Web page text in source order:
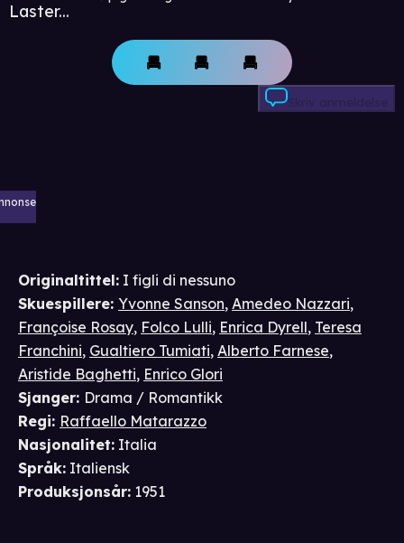
Laster...
Skriv anmeldelse
Originaltittel: I figli di nessuno
Skuespillere: Yvonne Sanson, Amedeo Nazzari,
Françoise Rosay, Folco Lulli, Enrica Dyrell, Teresa
Franchini, Gualtiero Tumiati, Alberto Farnese,
Aristide Baghetti, Enrico Glori
Sjanger: Drama / Romantikk
Regi: Raffaello Matarazzo
Nasjonalitet: Italia
Språk: Italiensk
Produksjonsår: 1951